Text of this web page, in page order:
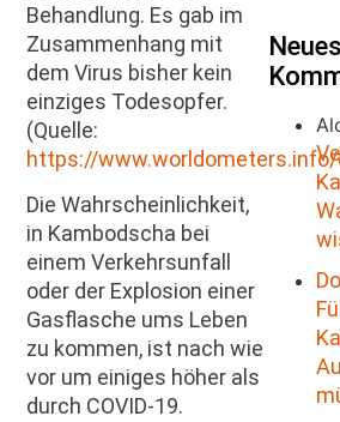
Behandlung. Es gab im
Zusammenhang mit
dem Virus bisher kein
einziges Todesopfer.
(Quelle:
https://
Die Wahrscheinlichkeit,
in Kambodscha bei
einem Verkehrsunfall
oder der Explosion einer
Gasflasche ums Leben
zu kommen, ist nach wie
vor um einiges höher als
durch COVID-19.